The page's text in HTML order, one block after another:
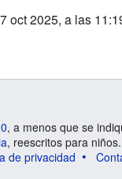
oct 2025, a las
, a menos que se
, reescritos para
de privacidad